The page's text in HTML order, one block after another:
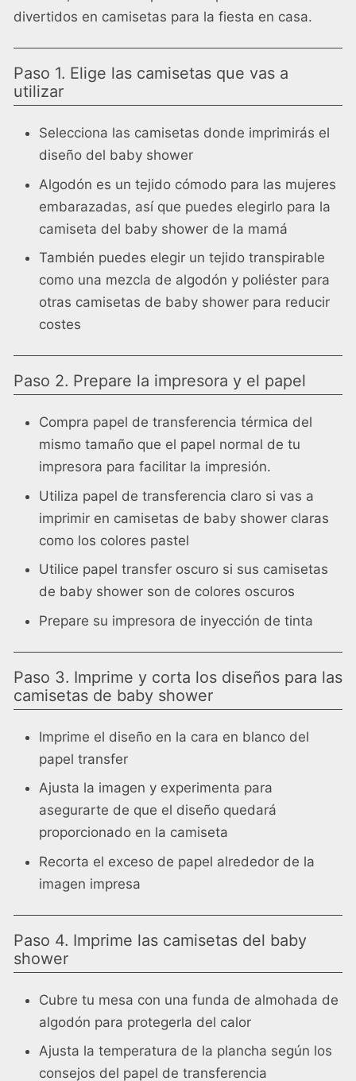
divertidos en camisetas para la fiesta en casa.
Paso 1. Elige las camisetas que vas a
utilizar
Selecciona las camisetas donde imprimirás el
diseño del baby shower
Algodón es un tejido cómodo para las mujeres
embarazadas, así que puedes elegirlo para la
camiseta del baby shower de la mamá
También puedes elegir un tejido transpirable
como una mezcla de algodón y poliéster para
otras camisetas de baby shower para reducir
costes
Paso 2. Prepare la impresora y el papel
Compra papel de transferencia térmica del
mismo tamaño que el papel normal de tu
impresora para facilitar la impresión.
Utiliza papel de transferencia claro si vas a
imprimir en camisetas de baby shower claras
como los colores pastel
Utilice papel transfer oscuro si sus camisetas
de baby shower son de colores oscuros
Prepare su impresora de inyección de tinta
Paso 3. Imprime y corta los diseños para las
camisetas de baby shower
Imprime el diseño en la cara en blanco del
papel transfer
Ajusta la imagen y experimenta para
asegurarte de que el diseño quedará
proporcionado en la camiseta
Recorta el exceso de papel alrededor de la
imagen impresa
Paso 4. Imprime las camisetas del baby
shower
Cubre tu mesa con una funda de almohada de
algodón para protegerla del calor
Ajusta la temperatura de la plancha según los
consejos del papel de transferencia